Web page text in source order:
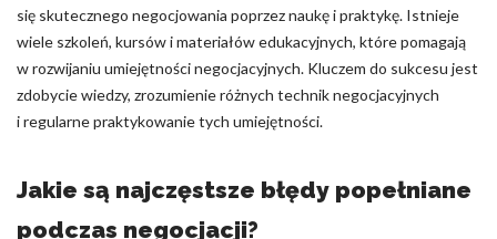
się skutecznego negocjowania poprzez naukę i praktykę. Istnieje
wiele szkoleń, kursów i materiałów edukacyjnych, które pomagają
w rozwijaniu umiejętności negocjacyjnych. Kluczem do sukcesu jest
zdobycie wiedzy, zrozumienie różnych technik negocjacyjnych
i regularne praktykowanie tych umiejętności.
Jakie są najczęstsze błędy popełniane
podczas negocjacji?